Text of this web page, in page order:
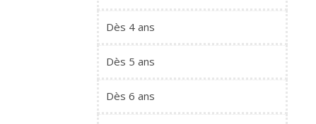
Dès 4 ans
Dès 5 ans
Dès 6 ans